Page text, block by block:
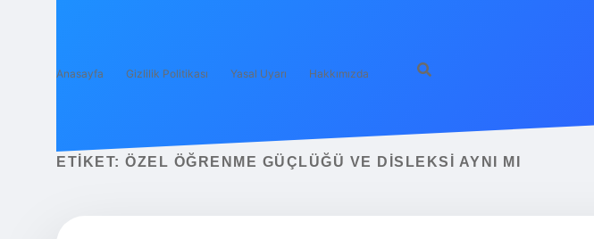
Anasayfa Gizlilik Politikası Yasal Uyarı Hakkımızda
ETIKET: ÖZEL ÖĞRENME GÜÇLÜĞÜ VE DISLEKSI AYNI MI